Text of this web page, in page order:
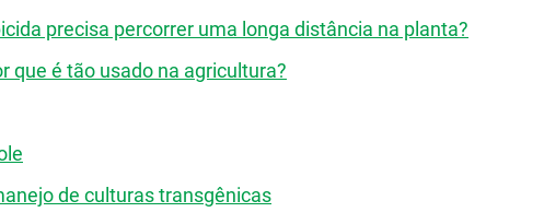
precisa percorrer uma longa distância na planta?
que é tão usado na agricultura?
de culturas transgênicas